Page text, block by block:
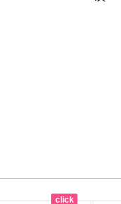
click